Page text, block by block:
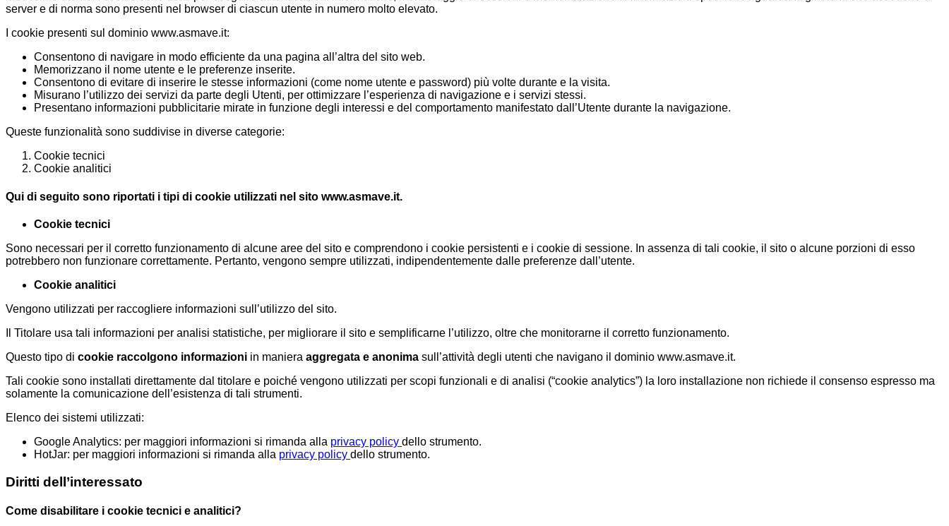
server e di norma sono presenti nel browser di ciascun utente in numero molto elevato.
I cookie presenti sul dominio www.asmave.it:
Consentono di navigare in modo efficiente da una pagina all’altra del sito web.
Memorizzano il nome utente e le preferenze inserite.
Consentono di evitare di inserire le stesse informazioni (come nome utente e password) più volte durante e la visita.
Misurano l’utilizzo dei servizi da parte degli Utenti, per ottimizzare l’esperienza di navigazione e i servizi stessi.
Presentano informazioni pubblicitarie mirate in funzione degli interessi e del comportamento manifestato dall’Utente durante la navigazione.
Queste funzionalità sono suddivise in diverse categorie:
Cookie tecnici
Cookie analitici
Qui di seguito sono riportati i tipi di cookie utilizzati nel sito www.asmave.it.
Cookie tecnici
Sono necessari per il corretto funzionamento di alcune aree del sito e comprendono i cookie persistenti e i cookie di sessione. In assenza di tali cookie, il sito o alcune porzioni di esso
potrebbero non funzionare correttamente. Pertanto, vengono sempre utilizzati, indipendentemente dalle preferenze dall’utente.
Cookie analitici
Vengono utilizzati per raccogliere informazioni sull’utilizzo del sito.
Il Titolare usa tali informazioni per analisi statistiche, per migliorare il sito e semplificarne l’utilizzo, oltre che monitorarne il corretto funzionamento.
Questo tipo di cookie raccolgono informazioni in maniera aggregata e anonima sull’attività degli utenti che navigano il dominio www.asmave.it.
Tali cookie sono installati direttamente dal titolare e poiché vengono utilizzati per scopi funzionali e di analisi (“cookie analytics”) la loro installazione non richiede il consenso espresso ma
solamente la comunicazione dell’esistenza di tali strumenti.
Elenco dei sistemi utilizzati:
Google Analytics: per maggiori informazioni si rimanda alla privacy policy dello strumento.
HotJar: per maggiori informazioni si rimanda alla privacy policy dello strumento.
Diritti dell’interessato
Come disabilitare i cookie tecnici e analitici?